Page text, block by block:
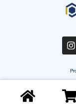
I
n
s
a
g
r
a